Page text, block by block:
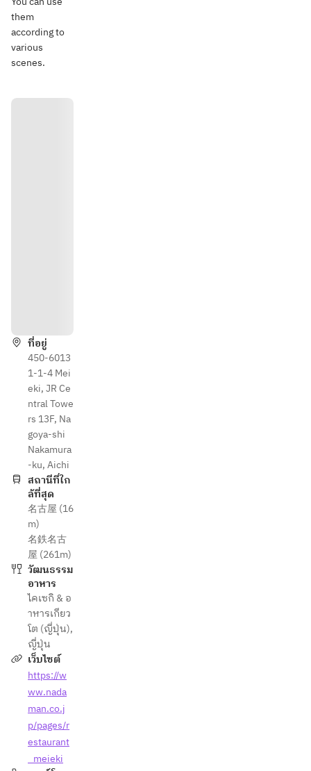
them
according to
various
scenes.
ที่อยู่
450-6013
1-1-4 Mei
eki, JR Ce
ntral Towe
rs 13F, Na
goya-shi
Nakamura
-ku, Aichi
สถานีที่ใก
ล้ที่สุด
名古屋 (16
m)
名鉄名古
屋 (261m)
วัฒนธรรม
อาหาร
ไคเซกิ & อ
าหารเกียว
โต (ญี่ปุ่น),
ญี่ปุ่น
เว็บไซต์
https://w
ww.nada
man.co.j
p/pages/r
estaurant
_meieki